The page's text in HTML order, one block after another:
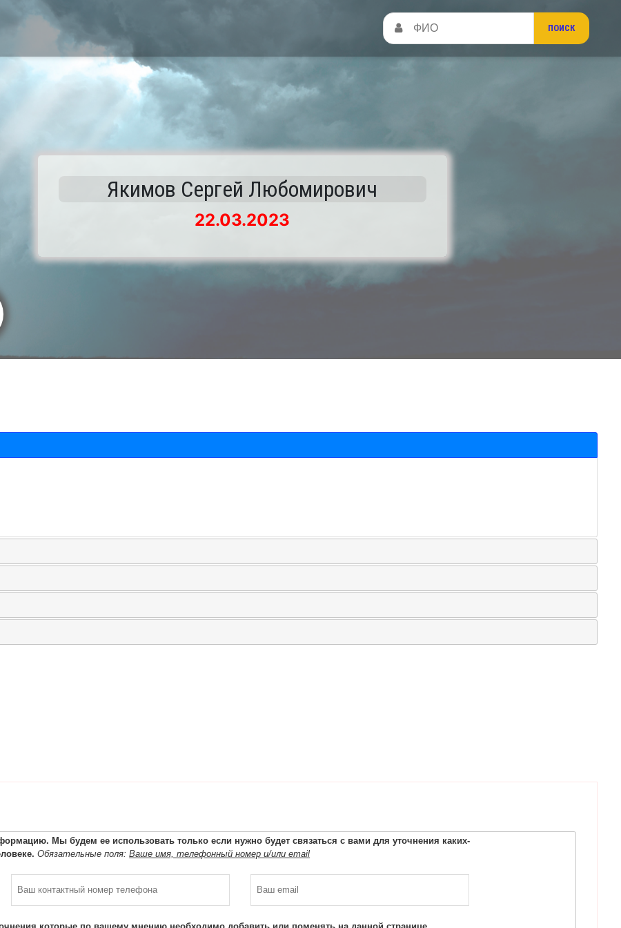
Якимов Сергей Любомирович
22.03.2023
Мы будем ее использовать только если нужно будет связаться с вами для уточнения каких-
Обязательные поля:Ваше имя, телефонный номер и/или email